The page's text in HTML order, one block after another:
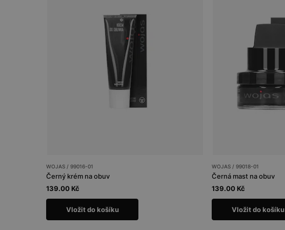
WOJAS / 99016-01
Černý krém na obuv
139.00 Kč
Vložit do košíku
WOJAS / 99018-01
Černá mast na obuv
139.00 Kč
Vložit do košíku